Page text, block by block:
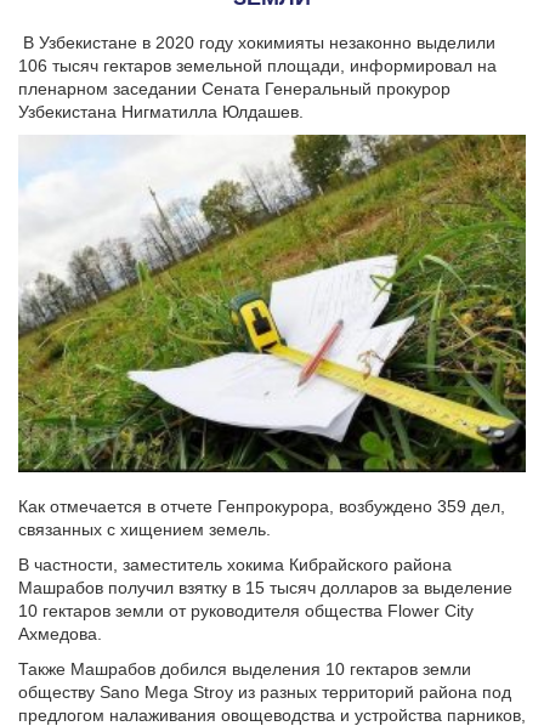
В Узбекистане в 2020 году хокимияты незаконно выделили
106 тысяч гектаров земельной площади, информировал на
пленарном заседании Сената Генеральный прокурор
Узбекистана Нигматилла Юлдашев.
Как отмечается в отчете Генпрокурора, возбуждено 359 дел,
связанных с хищением земель.
В частности, заместитель хокима Кибрайского района
Машрабов получил взятку в 15 тысяч долларов за выделение
10 гектаров земли от руководителя общества Flower City
Ахмедова.
Также Машрабов добился выделения 10 гектаров земли
обществу Sano Mega Stroy из разных территорий района под
предлогом налаживания овощеводства и устройства парников,